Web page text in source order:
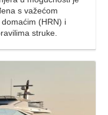
s važećom
(HRN) i
struke.